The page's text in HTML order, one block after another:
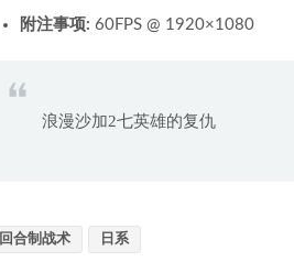
附注事项: 60FPS @ 1920×1080
浪漫沙加2七英雄的复仇
回合制战术 日系